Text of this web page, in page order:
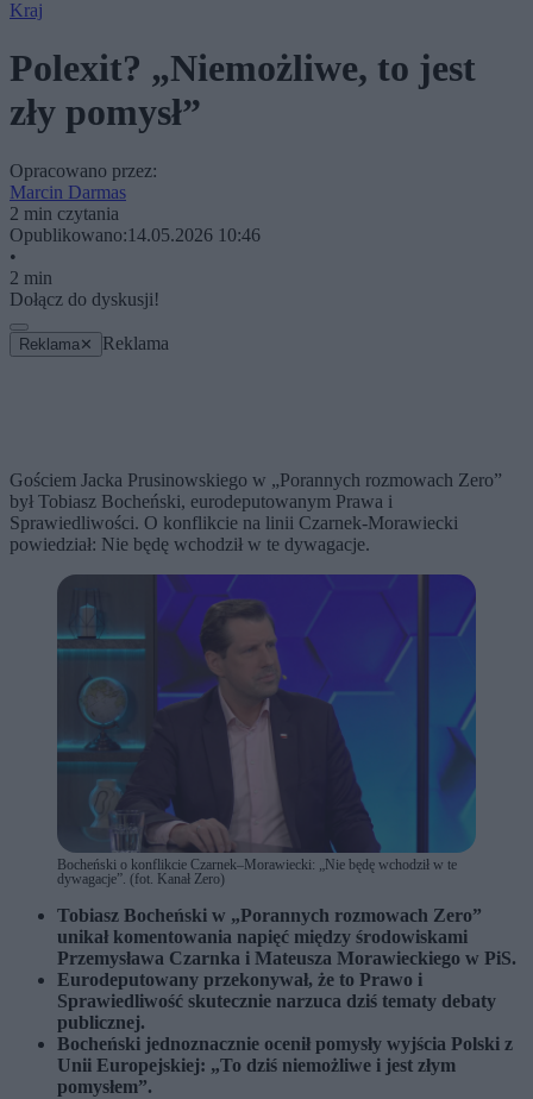
Kraj
Polexit? „Niemożliwe, to jest
zły pomysł”
Opracowano przez:
Marcin Darmas
2 min czytania
Opublikowano:14.05.2026 10:46
•
2 min
Dołącz do dyskusji!
Reklama ✕ Reklama
Gościem Jacka Prusinowskiego w „Porannych rozmowach Zero”
był Tobiasz Bocheński, eurodeputowanym Prawa i
Sprawiedliwości. O konflikcie na linii Czarnek-Morawiecki
powiedział: Nie będę wchodził w te dywagacje.
Bocheński o konflikcie Czarnek–Morawiecki: „Nie będę wchodził w te
dywagacje”. (fot. Kanał Zero)
Tobiasz Bocheński w „Porannych rozmowach Zero”
unikał komentowania napięć między środowiskami
Przemysława Czarnka i Mateusza Morawieckiego w PiS.
Eurodeputowany przekonywał, że to Prawo i
Sprawiedliwość skutecznie narzuca dziś tematy debaty
publicznej.
Bocheński jednoznacznie ocenił pomysły wyjścia Polski z
Unii Europejskiej: „To dziś niemożliwe i jest złym
pomysłem”.